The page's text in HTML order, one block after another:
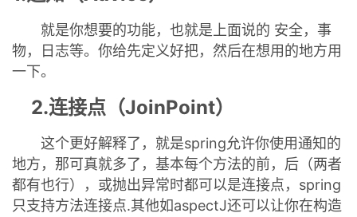
就是你想要的功能，也就是上面说的 安全，事
物，日志等。你给先定义好把，然后在想用的地方用
一下。
2.连接点（JoinPoint）
这个更好解释了，就是spring允许你使用通知的
地方，那可真就多了，基本每个方法的前，后（两者
都有也行），或抛出异常时都可以是连接点，spring
只支持方法连接点.其他如aspectJ还可以让你在构造